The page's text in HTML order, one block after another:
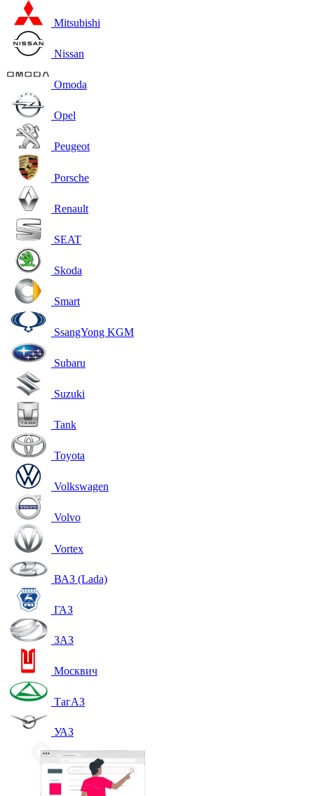
Mitsubishi
Nissan
Omoda
Opel
Peugeot
Porsche
Renault
SEAT
Skoda
Smart
SsangYong KGM
Subaru
Suzuki
Tank
Toyota
Volkswagen
Volvo
Vortex
ВАЗ (Lada)
ГАЗ
ЗАЗ
Москвич
ТагАЗ
УАЗ